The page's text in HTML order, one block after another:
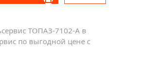
ТОПАЗ-7102-A в
по выгодной цене с